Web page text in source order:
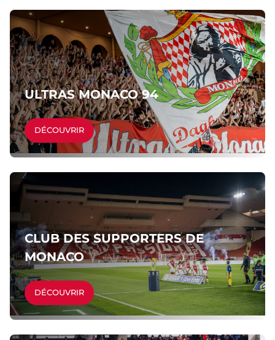
ULTRAS MONACO 94
DÉCOUVRIR
CLUB DES SUPPORTERS DE
MONACO
DÉCOUVRIR